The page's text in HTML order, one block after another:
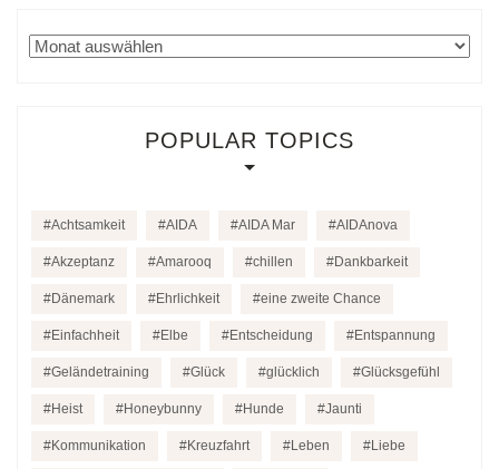
Archiv
POPULAR TOPICS
Achtsamkeit AIDA AIDA Mar AIDAnova
Akzeptanz Amarooq chillen Dankbarkeit
Dänemark Ehrlichkeit eine zweite Chance
Einfachheit Elbe Entscheidung Entspannung
Geländetraining Glück glücklich Glücksgefühl
Heist Honeybunny Hunde Jaunti
Kommunikation Kreuzfahrt Leben Liebe